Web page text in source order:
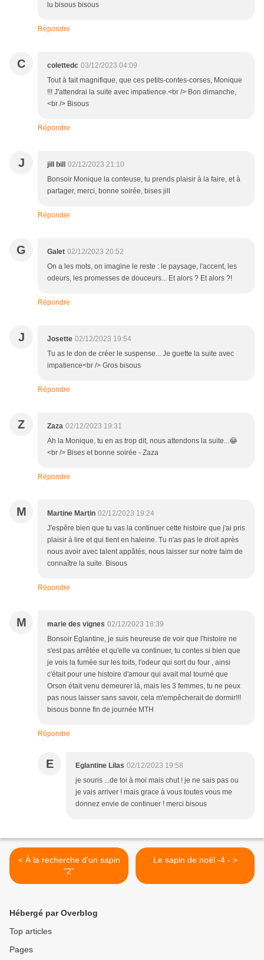
lu bisous bisous
Répondre
C colettedc 03/12/2023 04:09
Tout à fait magnifique, que ces petits-contes-corses, Monique
!!! J'attendrai la suite avec impatience.<br /> Bon dimanche,
<br /> Bisous
Répondre
J jill bill
02/12/2023 21:10
Bonsoir Monique la conteuse, tu prends plaisir à la faire, et à
partager, merci, bonne soirée, bises jill
Répondre
G Galet 02/12/2023 20:52
On a les mots, on imagine le reste : le paysage, l'accent, les
odeurs, les promesses de douceurs... Et alors ? Et alors ?!
Répondre
J Josette 02/12/2023 19:54
Tu as le don de créer le suspense... Je guette la suite avec
impatience<br /> Gros bisous
Répondre
Z Zaza 02/12/2023 19:31
Ah la Monique, tu en as trop dit, nous attendons la suite...😂
<br /> Bises et bonne soirée - Zaza
Répondre
M Martine Martin 02/12/2023 19:24
J'espêre bien que tu vas la continuer cette histoire que j'ai pris
plaisir à lire et qui tient en haleine. Tu n'as pas le droit après
nous avoir avec talent appâtés, nous laisser sur notre faim de
connaître la suite. Bisous
Répondre
M marie des vignes 02/12/2023 18:39
Bonsoir Eglantine, je suis heureuse de voir que l'histoire ne
s'est pas arrêtée et qu'elle va continuer, tu contes si bien que
je vois la fumée sur les toits, l'odeur qui sort du four , ainsi
c'était pour une histoire d'amour qui avait mal tourné que
Orson était venu demeurer là, mais les 3 femmes, tu ne peux
pas nous laisser sans savoir, cela m'empêcherait de dormir!!!
bisous bonne fin de journée MTH
Répondre
E Eglantine Lilas 02/12/2023 19:58
je souris ...de toi à moi mais chut ! je ne sais pas ou
je vais arriver ! mais grace à vous toutes vous me
donnez envie de continuer ! merci bisous
< À la recherche d'un sapin
"2"
Le sapin de noël -4 - >
Hébergé par Overblog
Top articles
Pages